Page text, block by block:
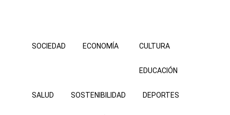
SOCIEDAD ECONOMÍA CULTURA
EDUCACIÓN
SALUD SOSTENIBILIDAD DEPORTES